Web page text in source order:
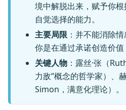
境中解脱出来，赋予你
自觉选择的能力。
主要局限 ：并不能消除
你是在通过承诺创造价值
关键人物 ：露丝·张（
力敌”概念的哲学家）、
Simon，满意化理论）。